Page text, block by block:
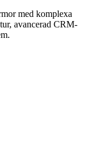
med komplexa
avancerad CRM-